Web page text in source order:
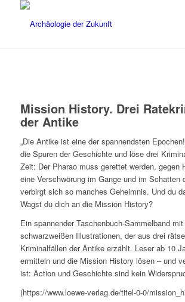
Mission History. Drei
der Antike
„Die Antike ist eine der spannendsten
die Spuren der Geschichte und löse drei
Zeit: Der Pharao muss gerettet werden, gegen
eine Verschwörung im Gange und im Schatten
verbirgt sich so manches Geheimnis. Und du
Wagst du dich an die Mission History?
Ein spannender Taschenbuch-Sammelband
schwarzweißen Illustrationen, der aus drei
Kriminalfällen der Antike erzählt. Leser ab 10
ermitteln und die Mission History lösen – und
ist: Action und Geschichte sind kein
(https://www.loewe-verlag.de/titel-0-0/